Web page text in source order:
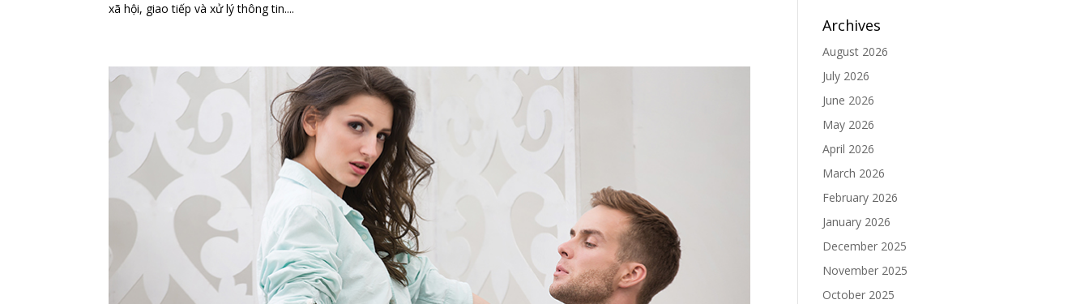
xã hội, giao tiếp và xử lý thông tin....
Archives
August 2026
July 2026
June 2026
May 2026
April 2026
March 2026
February 2026
January 2026
December 2025
November 2025
October 2025